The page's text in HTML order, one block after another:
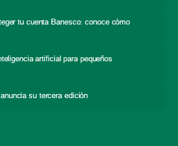
tu cuenta Banesco: conoce cómo
artificial para pequeños
su tercera edición